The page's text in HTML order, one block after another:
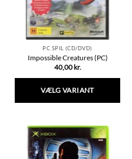
varesiden
PC SPIL (CD/DVD)
Impossible Creatures (PC)
40,00 kr.
VÆLG VARIANT
har
flere
varianter.